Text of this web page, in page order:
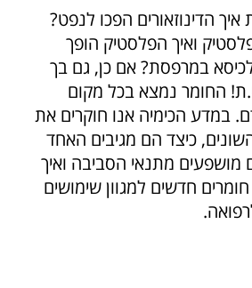
הדינוזאורים הפכו לנפט?
ואיך הפלסטיק הופך
במרפסת? אם כן, גם בך
החומר נמצא בכל מקום
במדע הכימיה אנו חוקרים את
כיצד הם מגיבים האחד
מתנאי הסביבה ואיך
חומרים חדשים למגוון שימושים